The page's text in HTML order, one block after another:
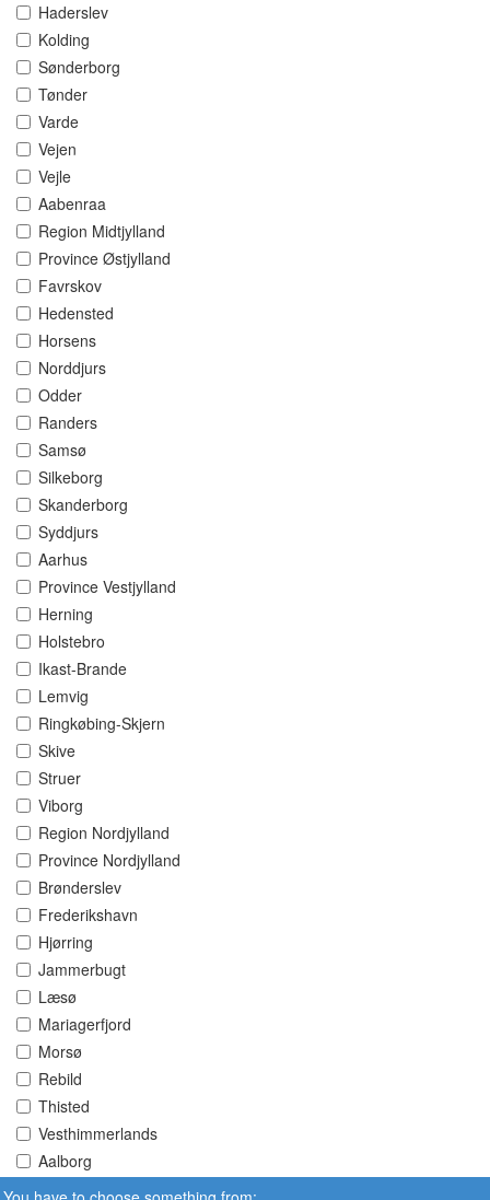
Haderslev
Kolding
Sønderborg
Tønder
Varde
Vejen
Vejle
Aabenraa
Region Midtjylland
Province Østjylland
Favrskov
Hedensted
Horsens
Norddjurs
Odder
Randers
Samsø
Silkeborg
Skanderborg
Syddjurs
Aarhus
Province Vestjylland
Herning
Holstebro
Ikast-Brande
Lemvig
Ringkøbing-Skjern
Skive
Struer
Viborg
Region Nordjylland
Province Nordjylland
Brønderslev
Frederikshavn
Hjørring
Jammerbugt
Læsø
Mariagerfjord
Morsø
Rebild
Thisted
Vesthimmerlands
Aalborg